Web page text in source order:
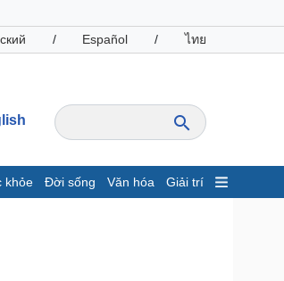
/ Español / ไทย
khỏe Đời sống Văn hóa Giải trí